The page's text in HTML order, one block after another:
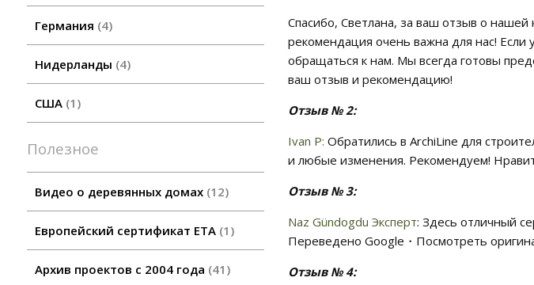
Германия 4
Нидерланды 4
США 1
Полезное
Видео о деревянных домах 12
Европейский сертификат ETA 1
Архив проектов с 2004 года 41
Спасибо, Светлана, за ваш отзыв о
рекомендация очень важна для нас! Если
обращаться к нам. Мы всегда готовы
ваш отзыв и рекомендацию!
Отзыв № 2:
Ivan P: Обратились в ArchiLine для
и любые изменения. Рекомендуем!
Отзыв № 3:
Naz Gündogdu Эксперт: Здесь отличный
Переведено Google・Посмотреть
Отзыв № 4: